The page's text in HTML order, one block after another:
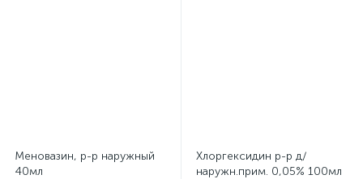
Меновазин, р-р наружный
40мл
Хлоргексидин р-р д/
наружн.прим. 0,05% 100мл